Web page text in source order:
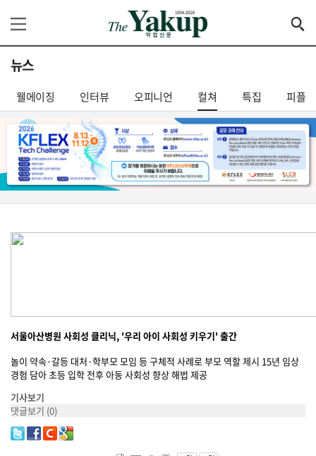
뉴스
웰에이징 인터뷰 오피니언 컬쳐 특집 피플
서울아산병원 사회성 클리닉, '우리 아이 사회성 키우기' 출간
놀이 약속·갈등 대처·학부모 모임 등 구체적 사례로 부모 역할 제시 15년 임상
경험 담아 초등 입학 전후 아동 사회성 향상 해법 제공
기사보기
댓글보기 (0)